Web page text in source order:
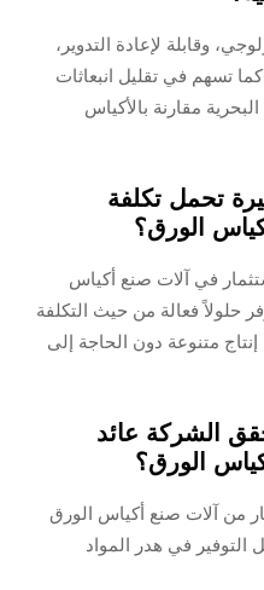
وقابلة لإعادة التدوير،
تسهم في تقليل انبعاثات
مقارنة بالأكياس
تحمل تكلفة
الورق؟
في آلات صنع أكياس
حلولاً فعالة من حيث التكلفة
متنوعة دون الحاجة إلى
الشركة عائد
الورق؟
من آلات صنع أكياس الورق
بفضل التوفير في هدر المواد